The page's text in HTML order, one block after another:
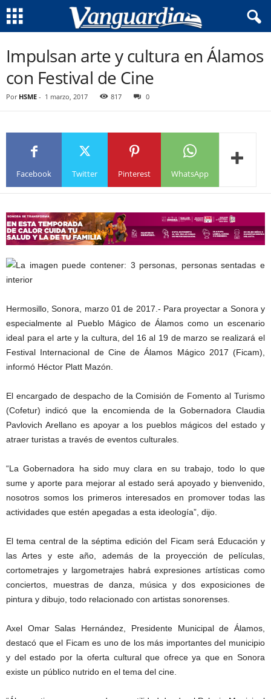
Impulsan arte y cultura en Álamos
con Festival de Cine
Por HSME - 1 marzo, 2017 817 0
Facebook Twitter Pinterest WhatsApp
Hermosillo, Sonora, marzo 01 de 2017.- Para proyectar a Sonora y
especialmente al Pueblo Mágico de Álamos como un escenario
ideal para el arte y la cultura, del 16 al 19 de marzo se realizará el
Festival Internacional de Cine de Álamos Mágico 2017 (Ficam),
informó Héctor Platt Mazón.
El encargado de despacho de la Comisión de Fomento al Turismo
(Cofetur) indicó que la encomienda de la Gobernadora Claudia
Pavlovich Arellano es apoyar a los pueblos mágicos del estado y
atraer turistas a través de eventos culturales.
“La Gobernadora ha sido muy clara en su trabajo, todo lo que
sume y aporte para mejorar al estado será apoyado y bienvenido,
nosotros somos los primeros interesados en promover todas las
actividades que estén apegadas a esta ideología”, dijo.
El tema central de la séptima edición del Ficam será Educación y
las Artes y este año, además de la proyección de películas,
cortometrajes y largometrajes habrá expresiones artísticas como
conciertos, muestras de danza, música y dos exposiciones de
pintura y dibujo, todo relacionado con artistas sonorenses.
Axel Omar Salas Hernández, Presidente Municipal de Álamos,
destacó que el Ficam es uno de los más importantes del municipio
y del estado por la oferta cultural que ofrece ya que en Sonora
existe un público nutrido en el tema del cine.